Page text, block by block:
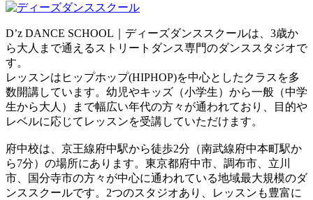
D’z DANCE SCHOOL｜ディーズダンススクールは、3歳か
ら大人まで通えるストリートダンス専門のダンススタジオで
す。
レッスンはヒップホップ(HIPHOP)を中心としたクラスを多
数開講しています。幼児やキッズ（小学生）から一般（中学
生から大人）まで幅広い年代の方々が通われており、目的や
レベルに応じてレッスンを受講していただけます。
府中校は、京王線府中駅から徒歩2分（南武線府中本町駅か
ら7分）の場所にあります。東京都府中市、調布市、立川
市、国分寺市の方々が中心に通われている地域最大規模のダ
ンススクールです。2つのスタジオあり、レッスンも豊富に